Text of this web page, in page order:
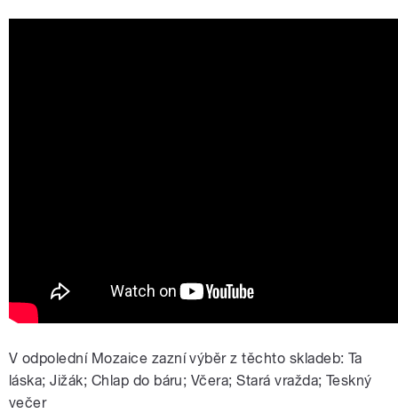
V odpolední Mozaice zazní výběr z těchto skladeb: Ta
láska; Jižák; Chlap do báru; Včera; Stará vražda; Teskný
večer